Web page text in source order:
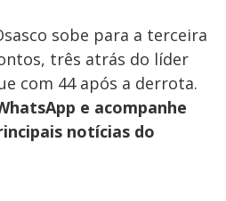
sobe para a terceira
três atrás do líder
com 44 após a derrota.
e acompanhe
notícias do